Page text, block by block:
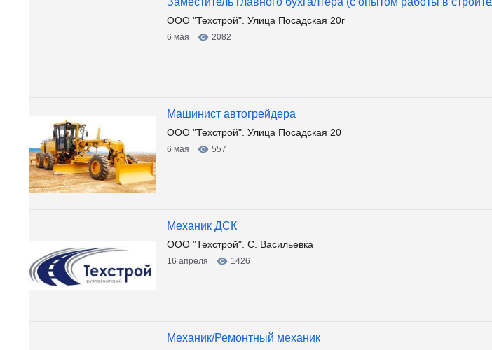
ООО "Техстрой". Улица Посадская 20г
6 мая 2082
Машинист автогрейдера
ООО "Техстрой". Улица Посадская 20
6 мая 557
Механик ДСК
ООО "Техстрой". С. Васильевка
16 апреля 1426
Механик/Ремонтный механик